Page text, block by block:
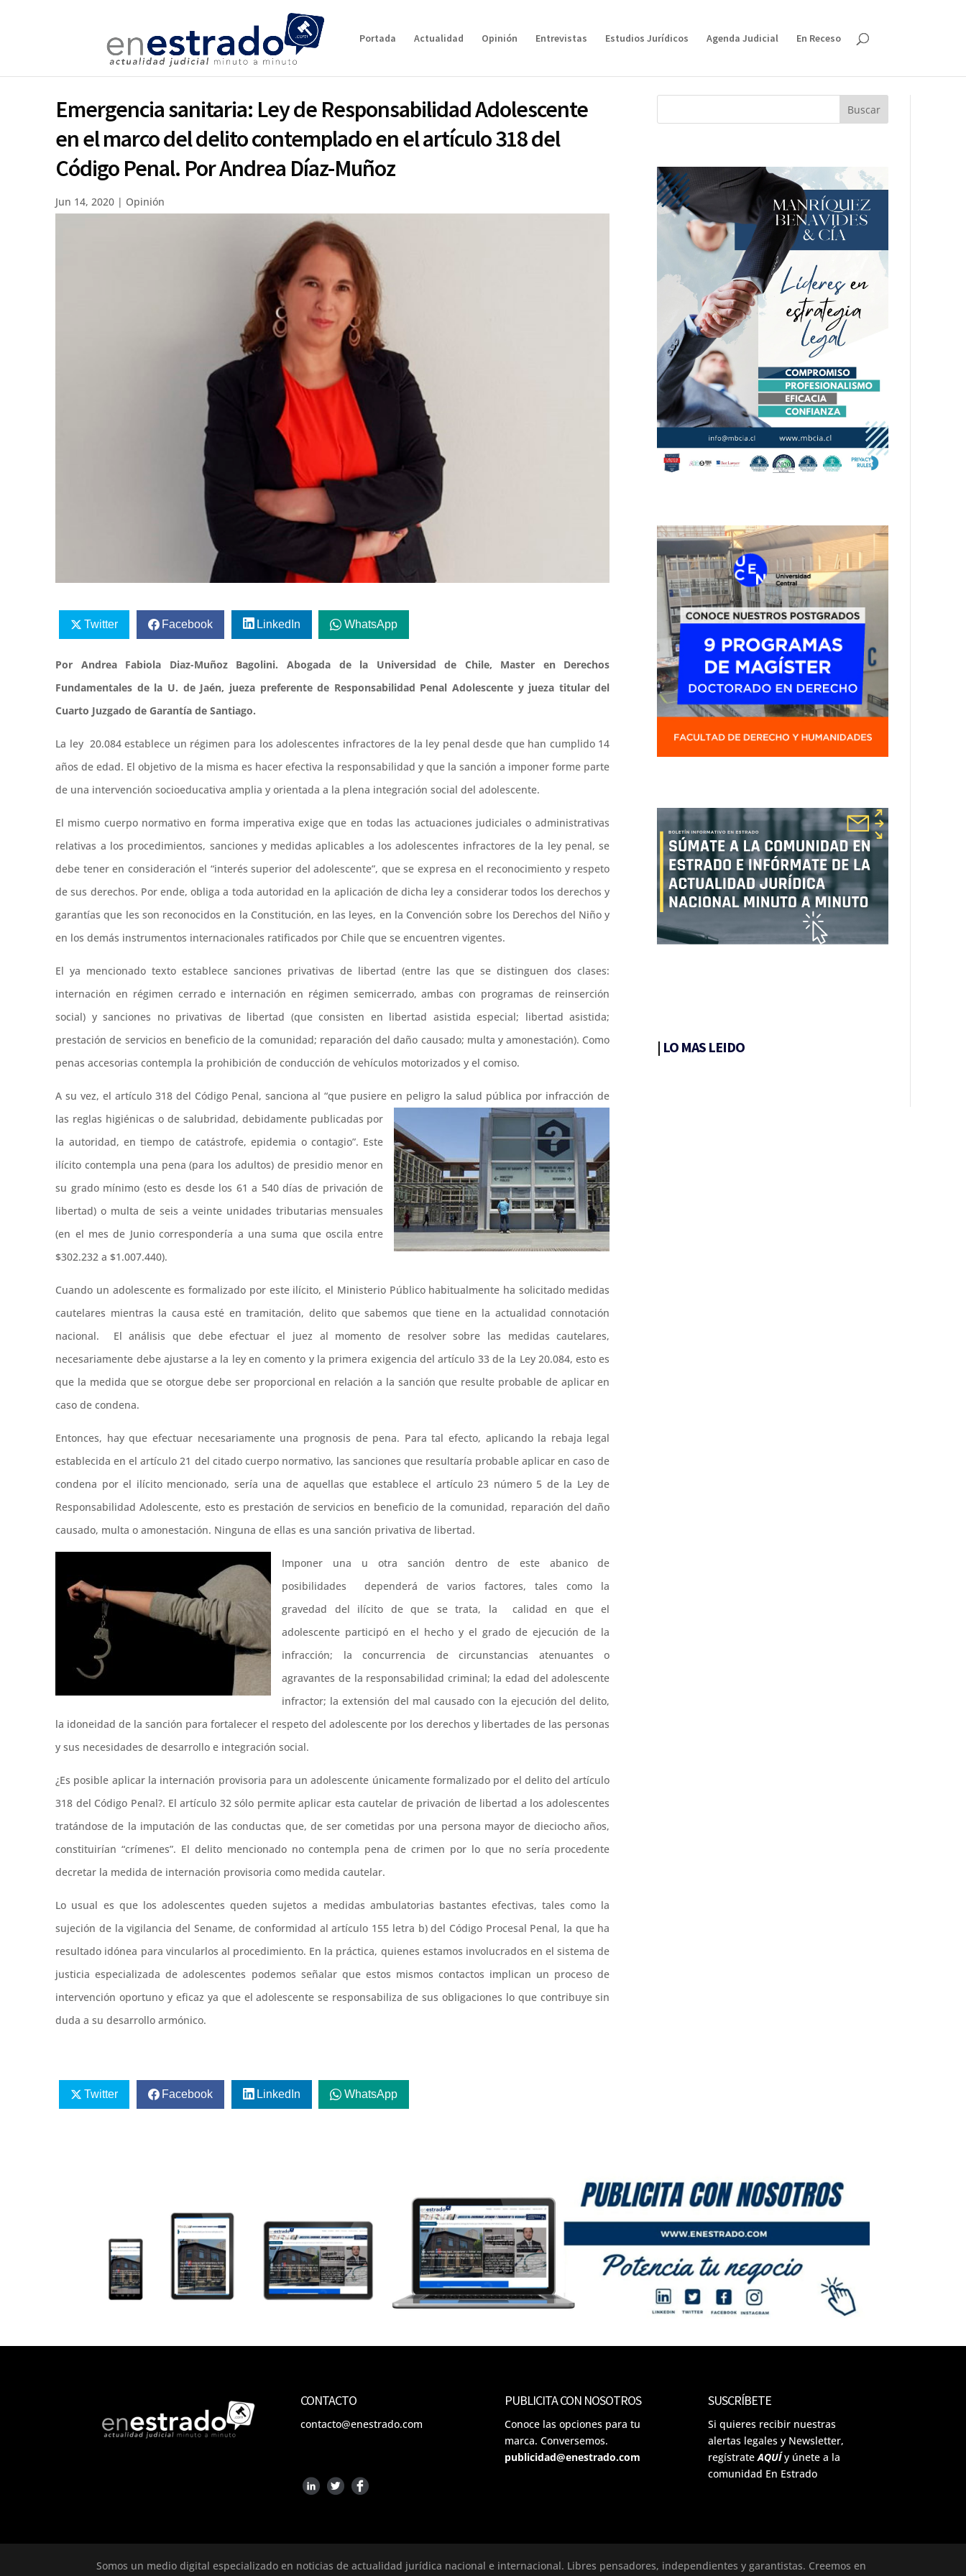
Portada Actualidad Opinión Entrevistas Estudios Jurídicos Agenda Judicial En Receso
Emergencia sanitaria: Ley de Responsabilidad Adolescente
en el marco del delito contemplado en el artículo 318 del
Código Penal. Por Andrea Díaz-Muñoz
Jun 14, 2020 | Opinión
Twitter Facebook LinkedIn WhatsApp
Por Andrea Fabiola Diaz-Muñoz Bagolini. Abogada de la Universidad de Chile, Master en Derechos
Fundamentales de la U. de Jaén, jueza preferente de Responsabilidad Penal Adolescente y jueza titular del
Cuarto Juzgado de Garantía de Santiago.
La ley 20.084 establece un régimen para los adolescentes infractores de la ley penal desde que han cumplido 14
años de edad. El objetivo de la misma es hacer efectiva la responsabilidad y que la sanción a imponer forme parte
de una intervención socioeducativa amplia y orientada a la plena integración social del adolescente.
El mismo cuerpo normativo en forma imperativa exige que en todas las actuaciones judiciales o administrativas
relativas a los procedimientos, sanciones y medidas aplicables a los adolescentes infractores de la ley penal, se
debe tener en consideración el “interés superior del adolescente”, que se expresa en el reconocimiento y respeto
de sus derechos. Por ende, obliga a toda autoridad en la aplicación de dicha ley a considerar todos los derechos y
garantías que les son reconocidos en la Constitución, en las leyes, en la Convención sobre los Derechos del Niño y
en los demás instrumentos internacionales ratificados por Chile que se encuentren vigentes.
El ya mencionado texto establece sanciones privativas de libertad (entre las que se distinguen dos clases:
internación en régimen cerrado e internación en régimen semicerrado, ambas con programas de reinserción
social) y sanciones no privativas de libertad (que consisten en libertad asistida especial; libertad asistida;
prestación de servicios en beneficio de la comunidad; reparación del daño causado; multa y amonestación). Como
penas accesorias contempla la prohibición de conducción de vehículos motorizados y el comiso.
A su vez, el artículo 318 del Código Penal, sanciona al “que pusiere en peligro la salud pública por infracción de
las reglas higiénicas o de salubridad, debidamente publicadas por
la autoridad, en tiempo de catástrofe, epidemia o contagio”. Este
ilícito contempla una pena (para los adultos) de presidio menor en
su grado mínimo (esto es desde los 61 a 540 días de privación de
libertad) o multa de seis a veinte unidades tributarias mensuales
(en el mes de Junio correspondería a una suma que oscila entre
$302.232 a $1.007.440).
Cuando un adolescente es formalizado por este ilícito, el Ministerio Público habitualmente ha solicitado medidas
cautelares mientras la causa esté en tramitación, delito que sabemos que tiene en la actualidad connotación
nacional. El análisis que debe efectuar el juez al momento de resolver sobre las medidas cautelares,
necesariamente debe ajustarse a la ley en comento y la primera exigencia del artículo 33 de la Ley 20.084, esto es
que la medida que se otorgue debe ser proporcional en relación a la sanción que resulte probable de aplicar en
caso de condena.
Entonces, hay que efectuar necesariamente una prognosis de pena. Para tal efecto, aplicando la rebaja legal
establecida en el artículo 21 del citado cuerpo normativo, las sanciones que resultaría probable aplicar en caso de
condena por el ilícito mencionado, sería una de aquellas que establece el artículo 23 número 5 de la Ley de
Responsabilidad Adolescente, esto es prestación de servicios en beneficio de la comunidad, reparación del daño
causado, multa o amonestación. Ninguna de ellas es una sanción privativa de libertad.
Imponer una u otra sanción dentro de este abanico de
posibilidades dependerá de varios factores, tales como la
gravedad del ilícito de que se trata, la calidad en que el
adolescente participó en el hecho y el grado de ejecución de la
infracción; la concurrencia de circunstancias atenuantes o
agravantes de la responsabilidad criminal; la edad del adolescente
infractor; la extensión del mal causado con la ejecución del delito,
la idoneidad de la sanción para fortalecer el respeto del adolescente por los derechos y libertades de las personas
y sus necesidades de desarrollo e integración social.
¿Es posible aplicar la internación provisoria para un adolescente únicamente formalizado por el delito del artículo
318 del Código Penal?. El artículo 32 sólo permite aplicar esta cautelar de privación de libertad a los adolescentes
tratándose de la imputación de las conductas que, de ser cometidas por una persona mayor de dieciocho años,
constituirían “crímenes”. El delito mencionado no contempla pena de crimen por lo que no sería procedente
decretar la medida de internación provisoria como medida cautelar.
Lo usual es que los adolescentes queden sujetos a medidas ambulatorias bastantes efectivas, tales como la
sujeción de la vigilancia del Sename, de conformidad al artículo 155 letra b) del Código Procesal Penal, la que ha
resultado idónea para vincularlos al procedimiento. En la práctica, quienes estamos involucrados en el sistema de
justicia especializada de adolescentes podemos señalar que estos mismos contactos implican un proceso de
intervención oportuno y eficaz ya que el adolescente se responsabiliza de sus obligaciones lo que contribuye sin
duda a su desarrollo armónico.
Twitter Facebook LinkedIn WhatsApp
| LO MAS LEIDO
CONTACTO
contacto@enestrado.com
PUBLICITA CON NOSOTROS
Conoce las opciones para tu
marca. Conversemos.
publicidad@enestrado.com
SUSCRÍBETE
Si quieres recibir nuestras
alertas legales y Newsletter,
regístrateAQUÍ y únete a la
comunidad En Estrado
Somos un medio digital especializado en noticias de actualidad jurídica nacional e internacional. Libres pensadores, independientes y garantistas. Creemos en